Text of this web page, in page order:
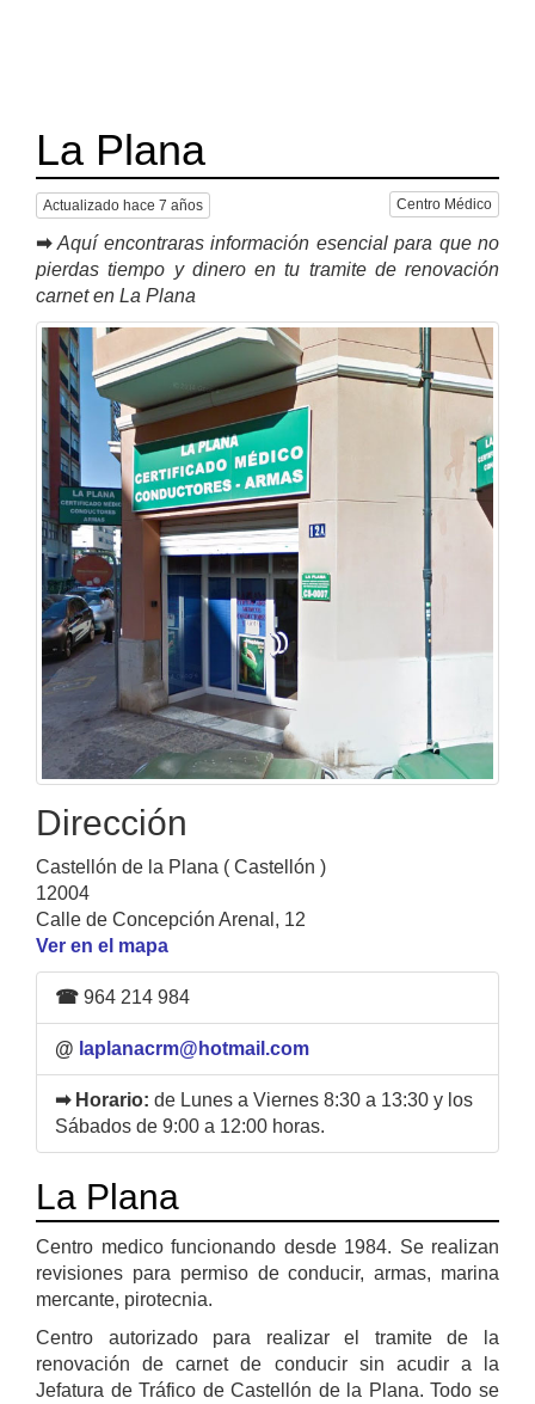
La Plana
Actualizado hace 7 años Centro Médico
➡ Aquí encontraras información esencial para que no
pierdas tiempo y dinero en tu tramite de renovación
carnet en La Plana
Dirección
Castellón de la Plana ( Castellón )
12004
Calle de Concepción Arenal, 12
Ver en el mapa
☎ 964 214 984
@ laplanacrm@hotmail.com
➡ Horario: de Lunes a Viernes 8:30 a 13:30 y los
Sábados de 9:00 a 12:00 horas.
La Plana
Centro medico funcionando desde 1984. Se realizan
revisiones para permiso de conducir, armas, marina
mercante, pirotecnia.
Centro autorizado para realizar el tramite de la
renovación de carnet de conducir sin acudir a la
Jefatura de Tráfico de Castellón de la Plana. Todo se